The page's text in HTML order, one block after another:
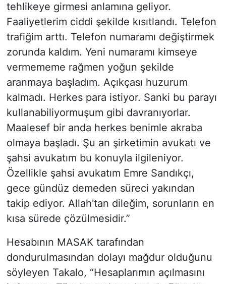
tehlikeye girmesi anlamına geliyor.
Faaliyetlerim ciddi şekilde kısıtlandı. Telefon
trafiğim arttı. Telefon numaramı değiştirmek
zorunda kaldım. Yeni numaramı kimseye
vermememe rağmen yoğun şekilde
aranmaya başladım. Açıkçası huzurum
kalmadı. Herkes para istiyor. Sanki bu parayı
kullanabiliyormuşum gibi davranıyorlar.
Maalesef bir anda herkes benimle akraba
olmaya başladı. Şu an şirketimin avukatı ve
şahsi avukatım bu konuyla ilgileniyor.
Özellikle şahsi avukatım Emre Sandıkçı,
gece gündüz demeden süreci yakından
takip ediyor. Allah'tan dileğim, sorunların en
kısa sürede çözülmesidir.”
Hesabının MASAK tarafından
dondurulmasından dolayı mağdur olduğunu
söyleyen Takalo, “Hesaplarımın açılmasını